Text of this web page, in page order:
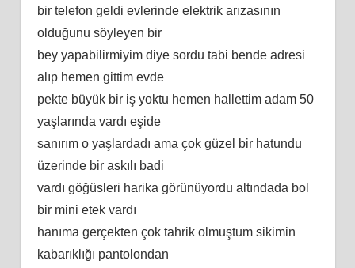
bir telefon geldi evlerinde elektrik arızasının
olduğunu söyleyen bir
bey yapabilirmiyim diye sordu tabi bende adresi
alıp hemen gittim evde
pekte büyük bir iş yoktu hemen hallettim adam 50
yaşlarında vardı eşide
sanırım o yaşlardadı ama çok güzel bir hatundu
üzerinde bir askılı badi
vardı göğüsleri harika görünüyordu altındada bol
bir mini etek vardı
hanıma gerçekten çok tahrik olmuştum sikimin
kabarıklığı pantolondan